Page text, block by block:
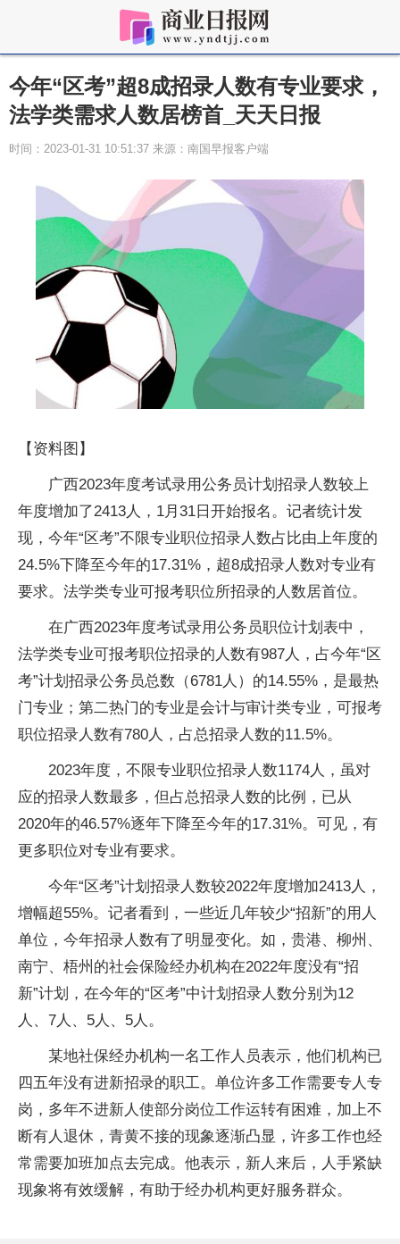
今年“区考”超8成招录人数有专业要求，
法学类需求人数居榜首_天天日报
时间：2023-01-31 10:51:37 来源：南国早报客户端
【资料图】
广西2023年度考试录用公务员计划招录人数较上
年度增加了2413人，1月31日开始报名。记者统计发
现，今年“区考”不限专业职位招录人数占比由上年度的
24.5%下降至今年的17.31%，超8成招录人数对专业有
要求。法学类专业可报考职位所招录的人数居首位。
在广西2023年度考试录用公务员职位计划表中，
法学类专业可报考职位招录的人数有987人，占今年“区
考”计划招录公务员总数（6781人）的14.55%，是最热
门专业；第二热门的专业是会计与审计类专业，可报考
职位招录人数有780人，占总招录人数的11.5%。
2023年度，不限专业职位招录人数1174人，虽对
应的招录人数最多，但占总招录人数的比例，已从
2020年的46.57%逐年下降至今年的17.31%。可见，有
更多职位对专业有要求。
今年“区考”计划招录人数较2022年度增加2413人，
增幅超55%。记者看到，一些近几年较少“招新”的用人
单位，今年招录人数有了明显变化。如，贵港、柳州、
南宁、梧州的社会保险经办机构在2022年度没有“招
新”计划，在今年的“区考”中计划招录人数分别为12
人、7人、5人、5人。
某地社保经办机构一名工作人员表示，他们机构已
四五年没有进新招录的职工。单位许多工作需要专人专
岗，多年不进新人使部分岗位工作运转有困难，加上不
断有人退休，青黄不接的现象逐渐凸显，许多工作也经
常需要加班加点去完成。他表示，新人来后，人手紧缺
现象将有效缓解，有助于经办机构更好服务群众。